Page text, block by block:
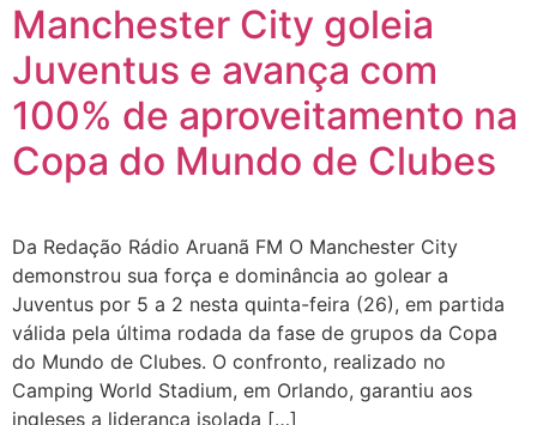
Manchester City goleia
Juventus e avança com
100% de aproveitamento na
Copa do Mundo de Clubes
Da Redação Rádio Aruanã FM O Manchester City
demonstrou sua força e dominância ao golear a
Juventus por 5 a 2 nesta quinta-feira (26), em partida
válida pela última rodada da fase de grupos da Copa
do Mundo de Clubes. O confronto, realizado no
Camping World Stadium, em Orlando, garantiu aos
ingleses a liderança isolada […]